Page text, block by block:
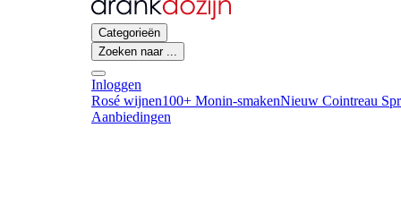
Categorieën
Zoeken naar ...
Inloggen
Rosé wijnen100+ Monin-smakenNieuw Cointreau
Aanbiedingen